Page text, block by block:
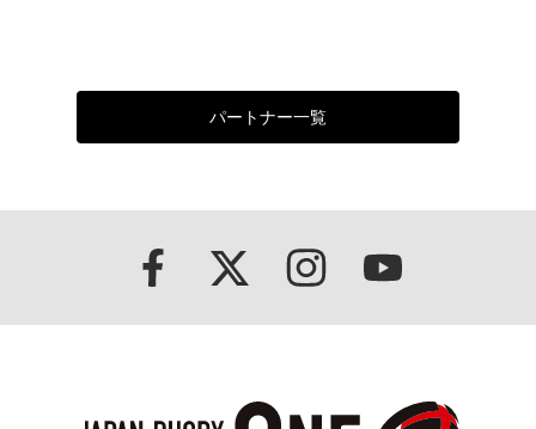
パートナー一覧